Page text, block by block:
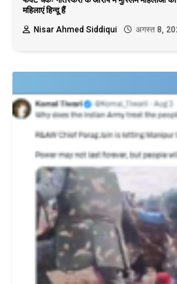
महिलाएं हिन्दू हैं
Nisar Ahmed Siddiqui
अगस्त 8,